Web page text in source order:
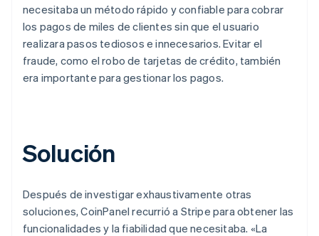
necesitaba un método rápido y confiable para cobrar
los pagos de miles de clientes sin que el usuario
realizara pasos tediosos e innecesarios. Evitar el
fraude, como el robo de tarjetas de crédito, también
era importante para gestionar los pagos.
Solución
Después de investigar exhaustivamente otras
soluciones, CoinPanel recurrió a Stripe para obtener las
funcionalidades y la fiabilidad que necesitaba. «La